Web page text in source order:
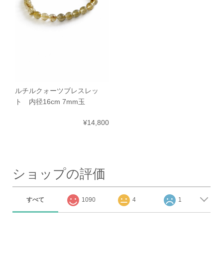
ルチルクォーツブレスレッ
ト 内径16cm 7mm玉
¥14,800
ショップの評価
すべて 1090 4 1